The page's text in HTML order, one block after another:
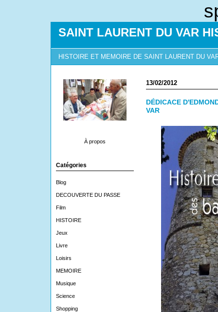
SAINT LAURENT DU VAR
HISTOIRE ET MEMOIRE DE SAINT LAURENT DU
À propos
Catégories
Blog
DECOUVERTE DU PASSE
Film
HISTOIRE
Jeux
Livre
Loisirs
MEMOIRE
Musique
Science
Shopping
13/02/2012
DÉDICACE
VAR